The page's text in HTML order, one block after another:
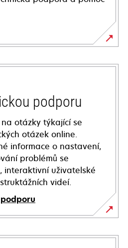
podporu
otázky týkající se
otázek online.
informace o nastavení,
problémů se
interaktivní uživatelské
videí.